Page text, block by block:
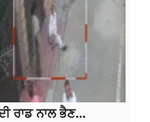
ਰਾਡ ਨਾਲ ਭੈਣ...